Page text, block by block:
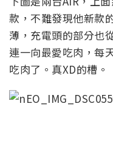
款，不難發現他新款
薄，充電頭的部分也
連一向最愛吃肉，每
吃肉了。真XD的槽。